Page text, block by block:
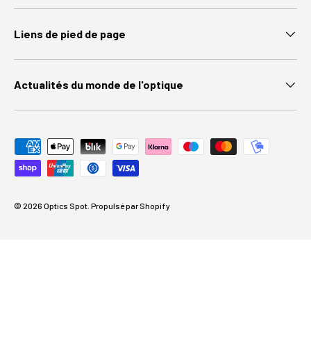
Liens de pied de page
Actualités du monde de l'optique
Méthodes de paiement acceptées
© 2026 Optics Spot Propulsé par Shopify